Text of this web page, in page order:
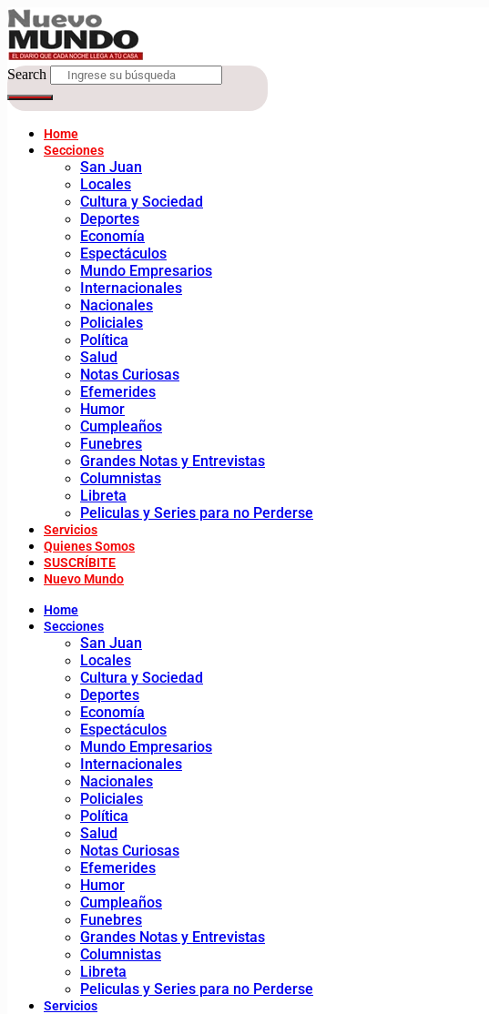
Search
Home
Secciones
San Juan
Locales
Cultura y Sociedad
Deportes
Economía
Espectáculos
Mundo Empresarios
Internacionales
Nacionales
Policiales
Política
Salud
Notas Curiosas
Efemerides
Humor
Cumpleaños
Funebres
Grandes Notas y Entrevistas
Columnistas
Libreta
Peliculas y Series para no Perderse
Servicios
Quienes Somos
SUSCRÍBITE
Nuevo Mundo
Home
Secciones
San Juan
Locales
Cultura y Sociedad
Deportes
Economía
Espectáculos
Mundo Empresarios
Internacionales
Nacionales
Policiales
Política
Salud
Notas Curiosas
Efemerides
Humor
Cumpleaños
Funebres
Grandes Notas y Entrevistas
Columnistas
Libreta
Peliculas y Series para no Perderse
Servicios